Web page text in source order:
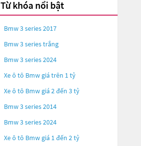
Từ khóa nổi bật
Bmw 3 series 2017
Bmw 3 series trắng
Bmw 3 series 2024
Xe ô tô Bmw giá trên 1 tỷ
Xe ô tô Bmw giá 2 đến 3 tỷ
Bmw 3 series 2014
Bmw 3 series 2024
Xe ô tô Bmw giá 1 đến 2 tỷ